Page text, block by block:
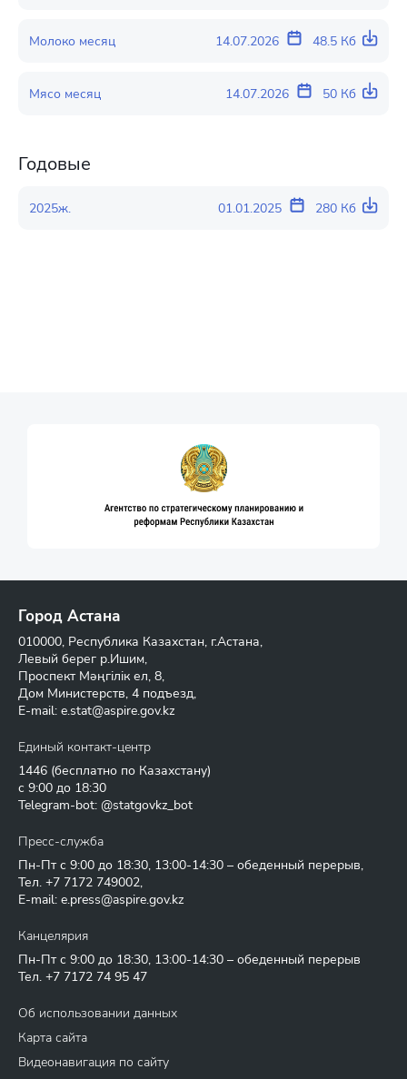
Молоко месяц 14.07.2026 48.5 Кб
Мясо месяц 14.07.2026 50 Кб
Годовые
2025ж. 01.01.2025 280 Кб
Город Астана
010000, Республика Казахстан, г.Астана,
Левый берег р.Ишим,
Проспект Мәңгілік ел, 8,
Дом Министерств, 4 подъезд,
E-mail: e.stat@aspire.gov.kz
Единый контакт-центр
1446 (бесплатно по Казахстану)
с 9:00 до 18:30
Telegram-bot: @statgovkz_bot
Пресс-служба
Пн-Пт с 9:00 до 18:30, 13:00-14:30 – обеденный перерыв,
Тел. +7 7172 749002,
E-mail: e.press@aspire.gov.kz
Канцелярия
Пн-Пт с 9:00 до 18:30, 13:00-14:30 – обеденный перерыв
Тел. +7 7172 74 95 47
Об использовании данных
Карта сайта
Видеонавигация по сайту